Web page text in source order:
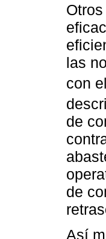
las
con
de
de
Así